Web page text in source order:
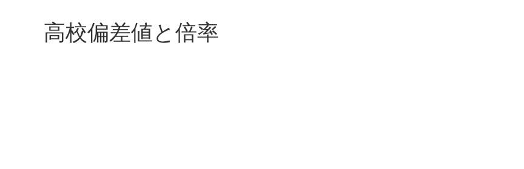
高校偏差値と倍率